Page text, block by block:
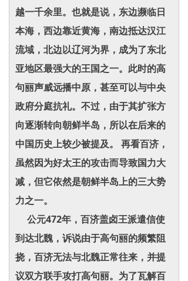
越一千余里。也就是说，东边濒临日
本海，西边靠近黄海，南边抵达汉江
流域，北边以辽河为界，成为了东北
亚地区最强大的王国之一。此时的高
句丽声威远播中原，甚至可以与中央
政府分庭抗礼。不过，由于其扩张方
向逐渐转向朝鲜半岛，所以在后来的
中国历史上较少被提及。 再看百济，
虽然因为好太王的攻击而导致国力大
减，但它依然是朝鲜半岛上的三大势
力之一。
公元472年，百济盖卤王派遣信使
到达北魏，诉说由于高句丽的频繁阻
挠，百济无法与北魏正常往来，并提
议双方联手攻打高句丽。为了瓦解百